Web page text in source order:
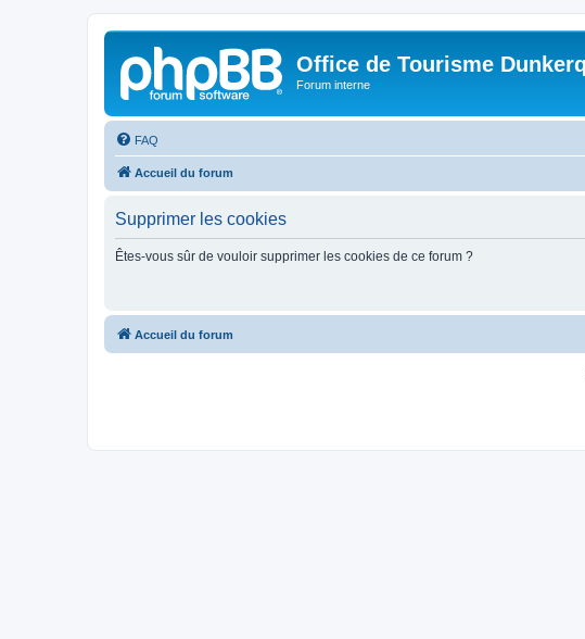
Office de Tourisme
Forum interne
FAQ
Accueil du forum
Supprimer les cookies
Êtes-vous sûr de vouloir supprimer les cookies de ce forum ?
Accueil du forum